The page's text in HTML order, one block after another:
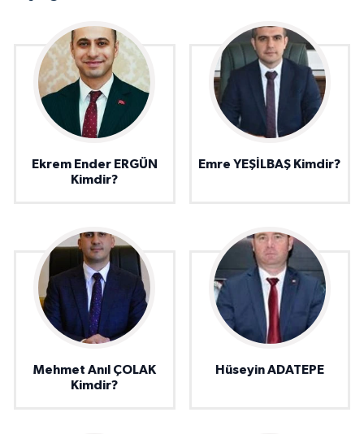
Ekrem Ender ERGÜN
Kimdir?
Emre YEŞİLBAŞ Kimdir?
Mehmet Anıl ÇOLAK
Kimdir?
Hüseyin ADATEPE